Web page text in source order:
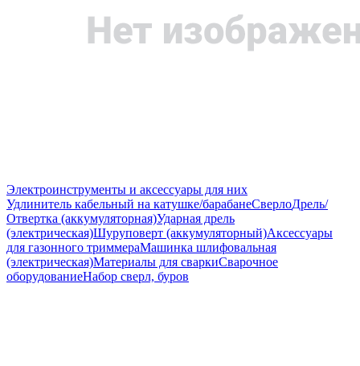
Электроинструменты и аксессуары для них
Удлинитель кабельный на катушке/барабанеСверлоДрель/
Отвертка (аккумуляторная)Ударная дрель
(электрическая)Шуруповерт (аккумуляторный)Аксессуары
для газонного триммераМашинка шлифовальная
(электрическая)Материалы для сваркиСварочное
оборудованиеНабор сверл, буров